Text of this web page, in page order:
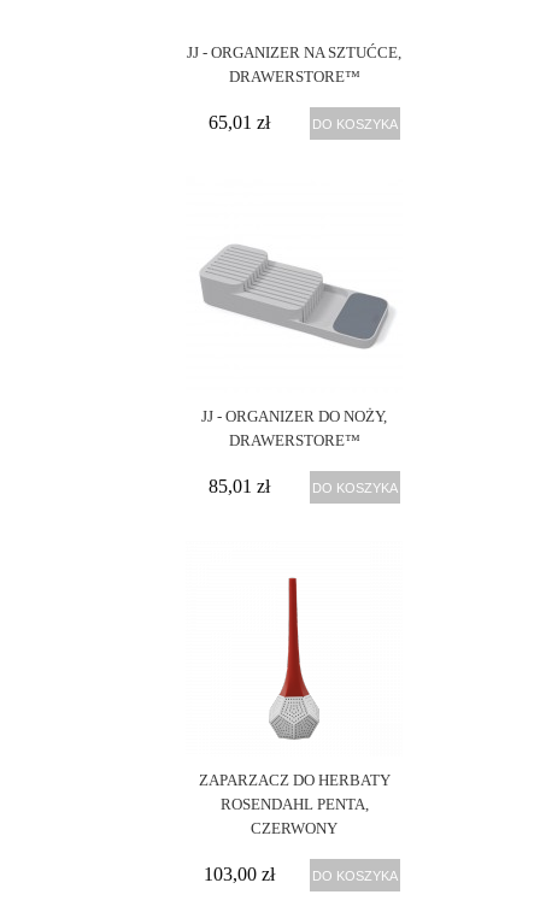
JJ - ORGANIZER NA SZTUĆCE,
DRAWERSTORE™
65,01 zł DO KOSZYKA
JJ - ORGANIZER DO NOŻY,
DRAWERSTORE™
85,01 zł DO KOSZYKA
ZAPARZACZ DO HERBATY
ROSENDAHL PENTA,
CZERWONY
103,00 zł DO KOSZYKA